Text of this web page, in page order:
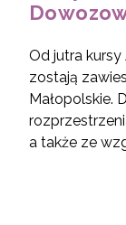
Od jutra
zostają
Małopolskie.
a także ze